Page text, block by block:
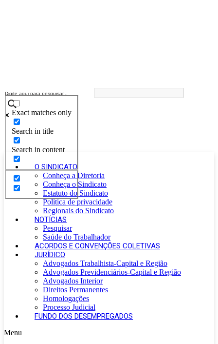
Exact matches only
Search in title
Search in content
O SINDICATO
Conheça a Diretoria
Conheça o Sindicato
Estatuto do Sindicato
Politica de privacidade
Regionais do Sindicato
NOTÍCIAS
Pesquisar
Saúde do Trabalhador
ACORDOS E CONVENÇÕES COLETIVAS
JURÍDICO
Advogados Trabalhista-Capital e Região
Advogados Previdenciários-Capital e Região
Advogados Interior
Direitos Permanentes
Homologações
Processo Judicial
FUNDO DOS DESEMPREGADOS
Menu